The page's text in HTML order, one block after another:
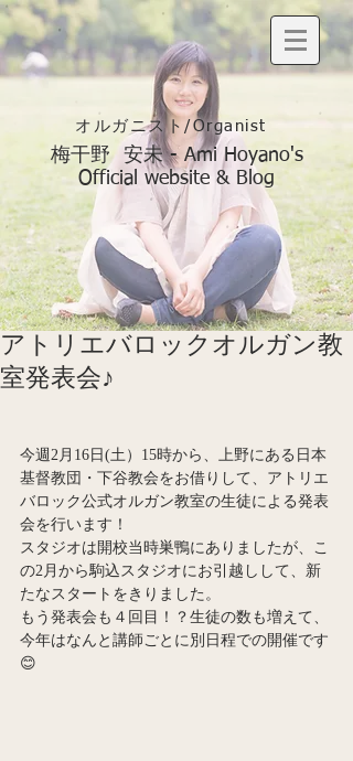
オルガニスト/Organist
梅干野 安未 - Ami Hoyano's
Official website & Blog
アトリエバロックオルガン教
室発表会♪
今週2月16日(土）15時から、上野にある日本
基督教団・下谷教会をお借りして、アトリエ
バロック公式オルガン教室の生徒による発表
会を行います！
スタジオは開校当時巣鴨にありましたが、こ
の2月から駒込スタジオにお引越しして、新
たなスタートをきりました。
もう発表会も４回目！？生徒の数も増えて、
今年はなんと講師ごとに別日程での開催です
😊